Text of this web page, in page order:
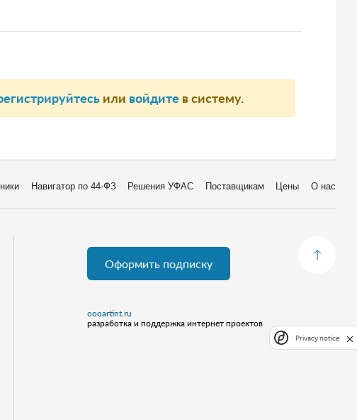
или войдите в систему.
Навигатор по 44-ФЗ Решения УФАС Поставщикам Цены О нас
Оформить подписку
oooartint.ru
разработка и поддержка интернет проектов
Privacy notice